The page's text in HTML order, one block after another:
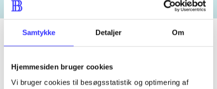
Samtykke Detaljer Om
Hjemmesiden bruger cookies
Vi bruger cookies til besøgsstatistik og optimering af
Tidsskrift
Artiklen er en del af